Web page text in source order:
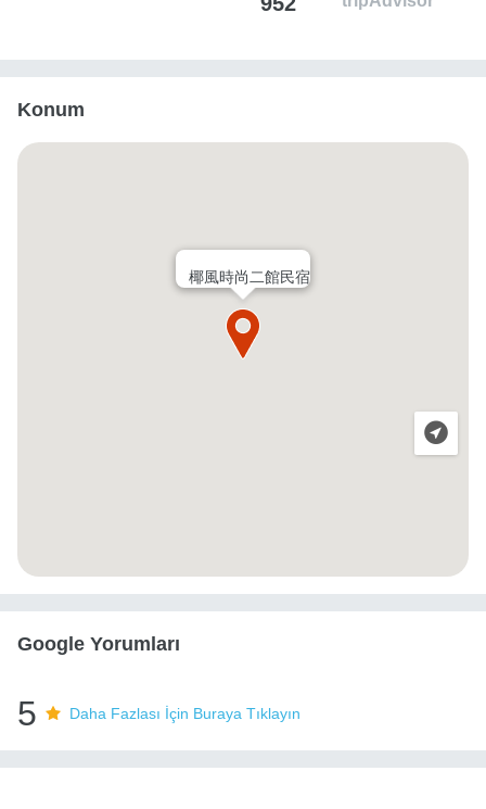
Konum
椰風時尚二館民宿
Google Yorumları
5 Daha Fazlası İçin Buraya Tıklayın